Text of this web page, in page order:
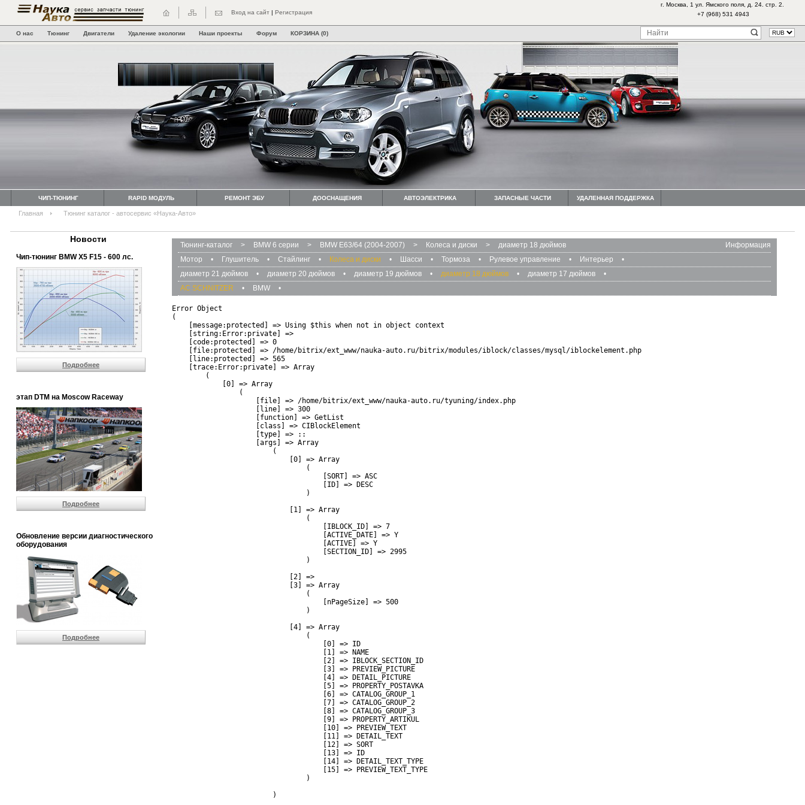
Вход на сайт | Регистрация
г. Москва, 1 ул. Ямского поля, д. 24. стр. 2.
+7 (968) 531 4943
О нас Тюнинг Двигатели Удаление экологии Наши проекты Форум КОРЗИНА (0)
ЧИП-ТЮНИНГ RAPID МОДУЛЬ РЕМОНТ ЭБУ ДООСНАЩЕНИЯ АВТОЭЛЕКТРИКА ЗАПАСНЫЕ ЧАСТИ УДАЛЕННАЯ ПОДДЕРЖКА
Главная Тюнинг каталог - автосервис «Наука-Авто»
Новости
Чип-тюнинг BMW Х5 F15 - 600 лс.
Подробнее
этап DTM на Moscow Raceway
Подробнее
Обновление версии диагностического
оборудования
Подробнее
Информация
Тюнинг-каталог > BMW 6 серии > BMW E63/64 (2004-2007) > Колеса и диски >
диаметр 18 дюймов
Мотор
• Глушитель • Стайлинг • Колеса и диски • Шасси • Тормоза • Рулевое управление • Интерьер
•
диаметр 21 дюймов
• диаметр 20 дюймов • диаметр 19 дюймов • диаметр 18 дюймов • диаметр 17 дюймов
•
AC SCHNITZER
• BMW •
Error Object
(
    [message:protected] => Using $this when not in object context
    [string:Error:private] =>
    [code:protected] => 0
    [file:protected] => /home/bitrix/ext_www/nauka-auto.ru/bitrix/modules/iblock/classes/mysql/iblockelement.php
    [line:protected] => 565
    [trace:Error:private] => Array
        (
            [0] => Array
                (
                    [file] => /home/bitrix/ext_www/nauka-auto.ru/tyuning/index.php
                    [line] => 300
                    [function] => GetList
                    [class] => CIBlockElement
                    [type] => ::
                    [args] => Array
                        (
                            [0] => Array
                                (
                                    [SORT] => ASC
                                    [ID] => DESC
                                )
                            [1] => Array
                                (
                                    [IBLOCK_ID] => 7
                                    [ACTIVE_DATE] => Y
                                    [ACTIVE] => Y
                                    [SECTION_ID] => 2995
                                )
                            [2] =>
                            [3] => Array
                                (
                                    [nPageSize] => 500
                                )
                            [4] => Array
                                (
                                    [0] => ID
                                    [1] => NAME
                                    [2] => IBLOCK_SECTION_ID
                                    [3] => PREVIEW_PICTURE
                                    [4] => DETAIL_PICTURE
                                    [5] => PROPERTY_POSTAVKA
                                    [6] => CATALOG_GROUP_1
                                    [7] => CATALOG_GROUP_2
                                    [8] => CATALOG_GROUP_3
                                    [9] => PROPERTY_ARTIKUL
                                    [10] => PREVIEW_TEXT
                                    [11] => DETAIL_TEXT
                                    [12] => SORT
                                    [13] => ID
                                    [14] => DETAIL_TEXT_TYPE
                                    [15] => PREVIEW_TEXT_TYPE
                                )
                        )